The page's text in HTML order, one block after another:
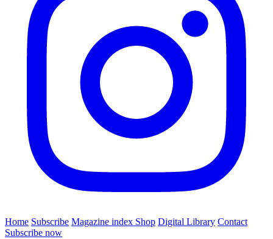
Home Subscribe Magazine index Shop Digital Library Contact
Subscribe now